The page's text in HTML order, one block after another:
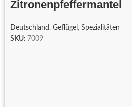
Zitronenpfeffermantel
Deutschland , Geflügel , Spezialitäten
SKU: 7009